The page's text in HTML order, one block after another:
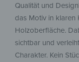
Qualität und
das Motiv in klaren
Holzoberfläche.
sichtbar und
Charakter. Kein